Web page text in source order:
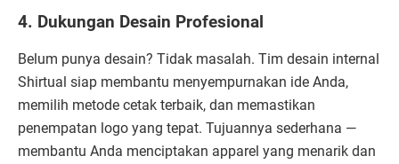
4. Dukungan Desain Profesional
Belum punya desain? Tidak masalah. Tim desain internal
Shirtual siap membantu menyempurnakan ide Anda,
memilih metode cetak terbaik, dan memastikan
penempatan logo yang tepat. Tujuannya sederhana —
membantu Anda menciptakan apparel yang menarik dan